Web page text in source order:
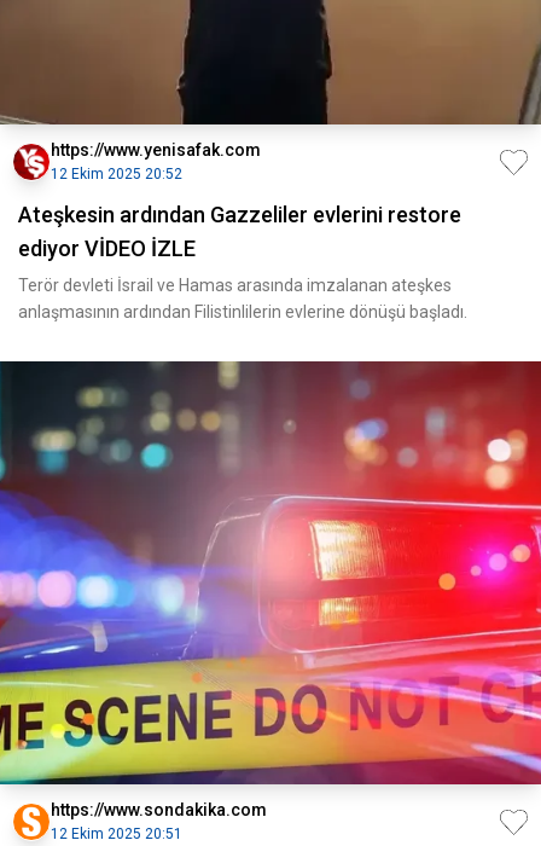
https://www.yenisafak.com
12 Ekim 2025 20:52
Ateşkesin ardından Gazzeliler evlerini restore
ediyor VİDEO İZLE
Terör devleti İsrail ve Hamas arasında imzalanan ateşkes
anlaşmasının ardından Filistinlilerin evlerine dönüşü başladı.
https://www.sondakika.com
12 Ekim 2025 20:51